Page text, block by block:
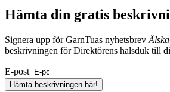
Hämta din gratis
Signera upp för GarnTuas nyhetsbrev
beskrivningen för Direktörens halsduk till
E-post
Hämta beskrivningen här!